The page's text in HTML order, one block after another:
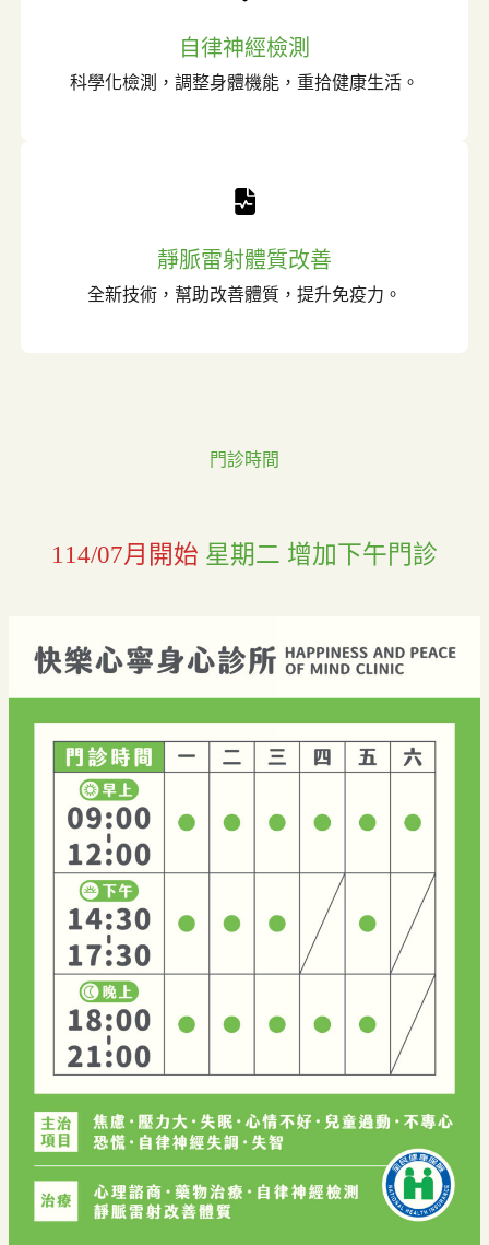
自律神經檢測
科學化檢測，調整身體機能，重拾健康生活。
靜脈雷射體質改善
全新技術，幫助改善體質，提升免疫力。
門診時間
114/07月開始 星期二 增加下午門診